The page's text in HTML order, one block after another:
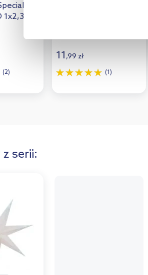
na temat plików cookie i tego,
W
(2)
11 ,99 zł
(1)
serii: